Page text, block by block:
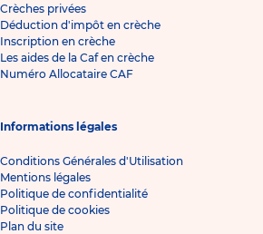
Crèches privées
Déduction d'impôt en crèche
Inscription en crèche
Les aides de la Caf en crèche
Numéro Allocataire CAF
Informations légales
Conditions Générales d'Utilisation
Mentions légales
Politique de confidentialité
Politique de cookies
Plan du site